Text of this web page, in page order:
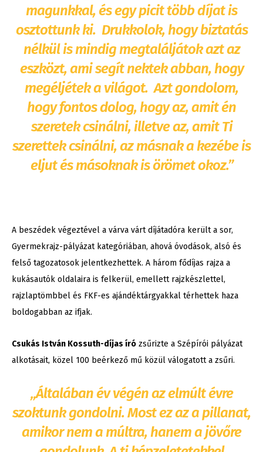
magunkkal, és egy picit több díjat is
osztottunk ki. Drukkolok, hogy biztatás
nélkül is mindig megtaláljátok azt az
eszközt, ami segít nektek abban, hogy
megéljétek a világot. Azt gondolom,
hogy fontos dolog, hogy az, amit én
szeretek csinálni, illetve az, amit Ti
szerettek csinálni, az másnak a kezébe is
eljut és másoknak is örömet okoz.”
A beszédek végeztével a várva várt díjátadóra került a sor,
Gyermekrajz-pályázat kategóriában, ahová óvodások, alsó és
felső tagozatosok jelentkezhettek. A három fődíjas rajza a
kukásautók oldalaira is felkerül, emellett rajzkészlettel,
rajzlaptömbbel és FKF-es ajándéktárgyakkal térhettek haza
boldogabban az ifjak.
Csukás István Kossuth-díjas író zsűrizte a Szépírói pályázat
alkotásait, közel 100 beérkező mű közül válogatott a zsűri.
„Általában év végén az elmúlt évre
szoktunk gondolni. Most ez az a pillanat,
amikor nem a múltra, hanem a jövőre